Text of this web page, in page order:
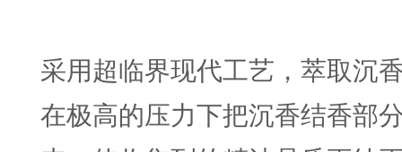
采用超临界现代工艺，萃取沉
在极高的压力下把沉香结香部